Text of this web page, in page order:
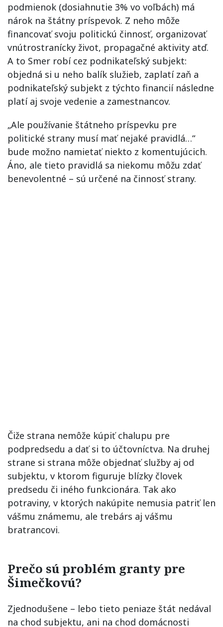
podmienok (dosiahnutie 3% vo voľbách) má
nárok na štátny príspevok. Z neho môže
financovať svoju politickú činnosť, organizovať
vnútrostranícky život, propagačné aktivity atď.
A to Smer robí cez podnikateľský subjekt:
objedná si u neho balík služieb, zaplatí zaň a
podnikateľský subjekt z týchto financií následne
platí aj svoje vedenie a zamestnancov.
„Ale používanie štátneho príspevku pre
politické strany musí mať nejaké pravidlá…“
bude možno namietať niekto z komentujúcich.
Áno, ale tieto pravidlá sa niekomu môžu zdať
benevolentné – sú určené na činnosť strany.
Čiže strana nemôže kúpiť chalupu pre
podpredsedu a dať si to účtovníctva. Na druhej
strane si strana môže objednať služby aj od
subjektu, v ktorom figuruje blízky človek
predsedu či iného funkcionára. Tak ako
potraviny, v ktorých nakúpite nemusia patriť len
vášmu známemu, ale trebárs aj vášmu
bratrancovi.
Prečo sú problém granty pre
Šimečkovú?
Zjednodušene – lebo tieto peniaze štát nedával
na chod subjektu, ani na chod domácnosti